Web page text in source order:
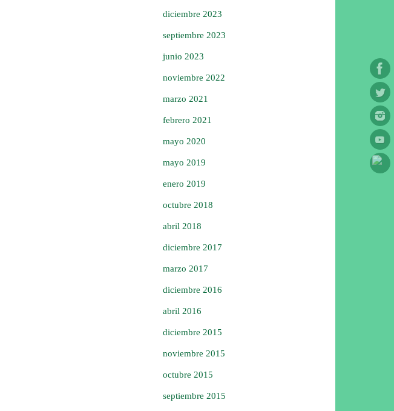
diciembre 2023
septiembre 2023
junio 2023
noviembre 2022
marzo 2021
febrero 2021
mayo 2020
mayo 2019
enero 2019
octubre 2018
abril 2018
diciembre 2017
marzo 2017
diciembre 2016
abril 2016
diciembre 2015
noviembre 2015
octubre 2015
septiembre 2015